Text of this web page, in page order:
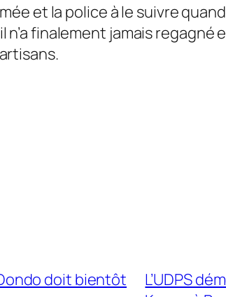
et la police à le suivre
n’a finalement jamais
doit bientôt
L’UDPS